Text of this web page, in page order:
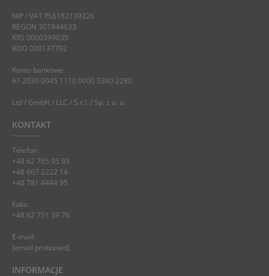
NIP / VAT PL6182139326
REGON 301944633
KRS 0000399035
BDO 000137792
Konto bankowe:
61 2030 0045 1110 0000 0380 2280
Ltd / GmbH / LLC / S.r.l. / Sp. z o. o.
KONTAKT
Telefon:
+48 62 765 95 93
+48 667 2222 14
+48 781 4444 95
Faks:
+48 62 751 39 76
E-mail:
[email protected]
INFORMACJE